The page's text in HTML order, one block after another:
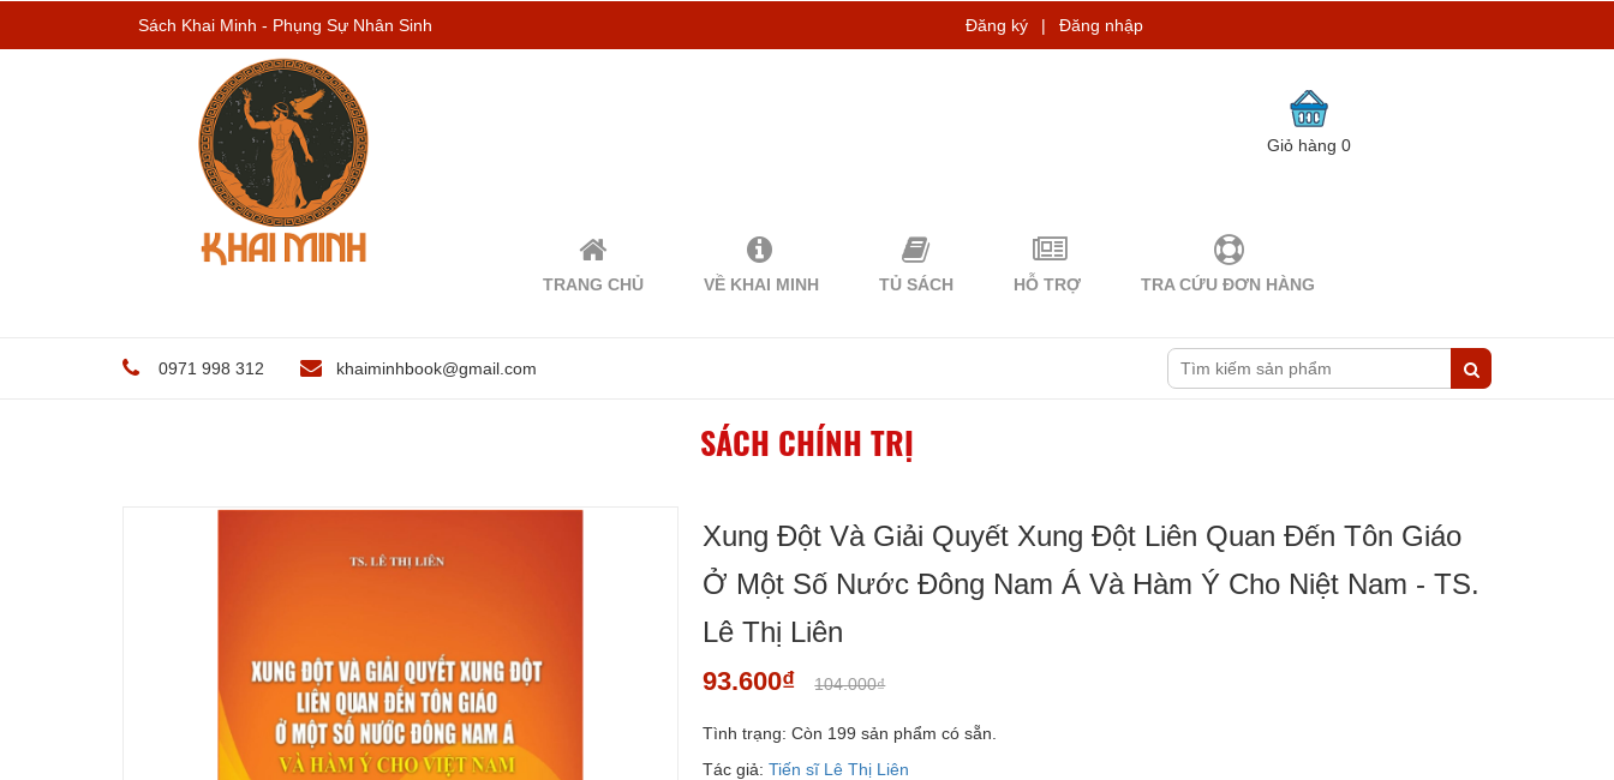
Sách Khai Minh - Phụng Sự Nhân Sinh Đăng ký | Đăng nhập
Giỏ hàng0
TRANG CHỦ VỀ KHAI MINH TỦ SÁCH HỖ TRỢ TRA CỨU ĐƠN HÀNG
0971 998 312 khaiminhbook@gmail.com
SÁCH CHÍNH TRỊ
Xung Đột Và Giải Quyết Xung Đột Liên Quan Đến Tôn Giáo
Ở Một Số Nước Đông Nam Á Và Hàm Ý Cho Niệt Nam - TS.
Lê Thị Liên
93.600₫ 104.000₫
Tình trạng: Còn 199 sản phẩm có sẵn.
Tác giả:Tiến sĩ Lê Thị Liên